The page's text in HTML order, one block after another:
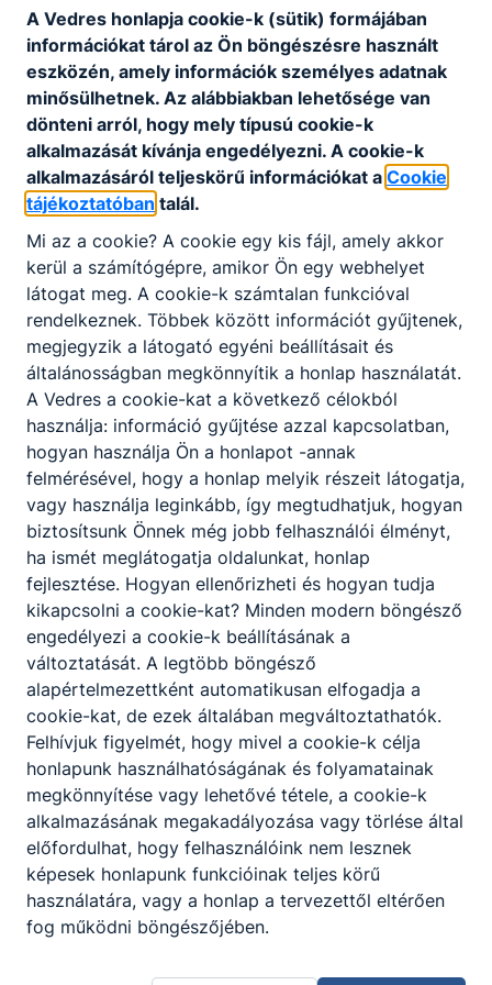
Partnereink
Szegedi SZC
Vedres István
Technikum
6720, Szeged
A Vedres honlapja cookie-k (sütik) formájában
információkat tárol az Ön böngészésre használt
eszközén, amely információk személyes adatnak
minősülhetnek. Az alábbiakban lehetősége van
dönteni arról, hogy mely típusú cookie-k
alkalmazását kívánja engedélyezni. A cookie-k
alkalmazásáról teljeskörű információkat a Cookie
tájékoztatóban talál.
Mi az a cookie? A cookie egy kis fájl, amely akkor
kerül a számítógépre, amikor Ön egy webhelyet
látogat meg. A cookie-k számtalan funkcióval
rendelkeznek. Többek között információt gyűjtenek,
megjegyzik a látogató egyéni beállításait és
általánosságban megkönnyítik a honlap használatát.
A Vedres a cookie-kat a következő célokból
használja: információ gyűjtése azzal kapcsolatban,
hogyan használja Ön a honlapot -annak
felmérésével, hogy a honlap melyik részeit látogatja,
vagy használja leginkább, így megtudhatjuk, hogyan
biztosítsunk Önnek még jobb felhasználói élményt,
ha ismét meglátogatja oldalunkat, honlap
fejlesztése. Hogyan ellenőrizheti és hogyan tudja
kikapcsolni a cookie-kat? Minden modern böngésző
engedélyezi a cookie-k beállításának a
változtatását. A legtöbb böngésző
alapértelmezettként automatikusan elfogadja a
cookie-kat, de ezek általában megváltoztathatók.
Felhívjuk figyelmét, hogy mivel a cookie-k célja
honlapunk használhatóságának és folyamatainak
megkönnyítése vagy lehetővé tétele, a cookie-k
alkalmazásának megakadályozása vagy törlése által
előfordulhat, hogy felhasználóink nem lesznek
képesek honlapunk funkcióinak teljes körű
használatára, vagy a honlap a tervezettől eltérően
fog működni böngészőjében.